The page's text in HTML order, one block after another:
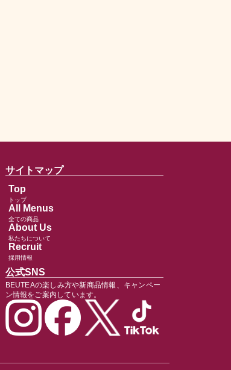
サイトマップ
Top
トップ
All Menus
全ての商品
About Us
私たちについて
Recruit
採用情報
公式SNS
BEUTEAの楽しみ方や新商品情報、キャンペー
ン情報をご案内しています。